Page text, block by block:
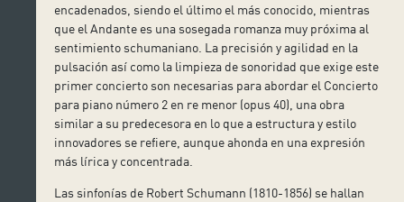
encadenados, siendo el último el más conocido, mientras
que el Andante es una sosegada romanza muy próxima al
sentimiento schumaniano. La precisión y agilidad en la
pulsación así como la limpieza de sonoridad que exige este
primer concierto son necesarias para abordar el Concierto
para piano número 2 en re menor (opus 40), una obra
similar a su predecesora en lo que a estructura y estilo
innovadores se refiere, aunque ahonda en una expresión
más lírica y concentrada.
Las sinfonías de Robert Schumann (1810-1856) se hallan